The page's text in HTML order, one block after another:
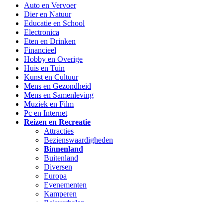
Auto en Vervoer
Dier en Natuur
Educatie en School
Electronica
Eten en Drinken
Financieel
Hobby en Overige
Huis en Tuin
Kunst en Cultuur
Mens en Gezondheid
Mens en Samenleving
Muziek en Film
Pc en Internet
Reizen en Recreatie
Attracties
Bezienswaardigheden
Binnenland
Buitenland
Diversen
Europa
Evenementen
Kamperen